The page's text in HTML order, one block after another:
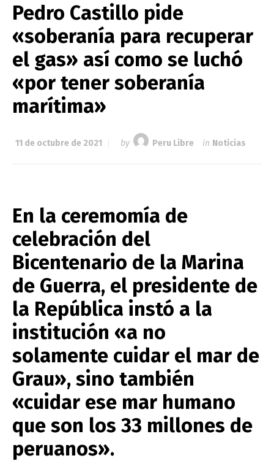
Pedro Castillo pide
«soberanía para recuperar
el gas» así como se luchó
«por tener soberanía
marítima»
11 de octubre de 2021 by Peru Libre in Noticias
En la ceremomía de
celebración del
Bicentenario de la Marina
de Guerra, el presidente de
la República instó a la
institución «a no
solamente cuidar el mar de
Grau», sino también
«cuidar ese mar humano
que son los 33 millones de
peruanos».